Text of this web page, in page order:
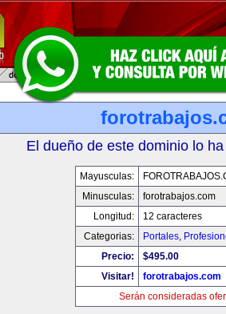
El dueño de este dominio lo
Mayusculas:
Minusculas:
forotrabajos.com
Longitud:
12 caracteres
Categorias:
Portales,
Precio:
$495.00
Visitar!
forotrabajos.com
Serán consideradas